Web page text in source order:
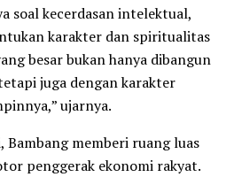
soal kecerdasan intelektual,
karakter dan spiritualitas
besar bukan hanya dibangun
juga dengan karakter
ujarnya.
Bambang memberi ruang luas
penggerak ekonomi rakyat.